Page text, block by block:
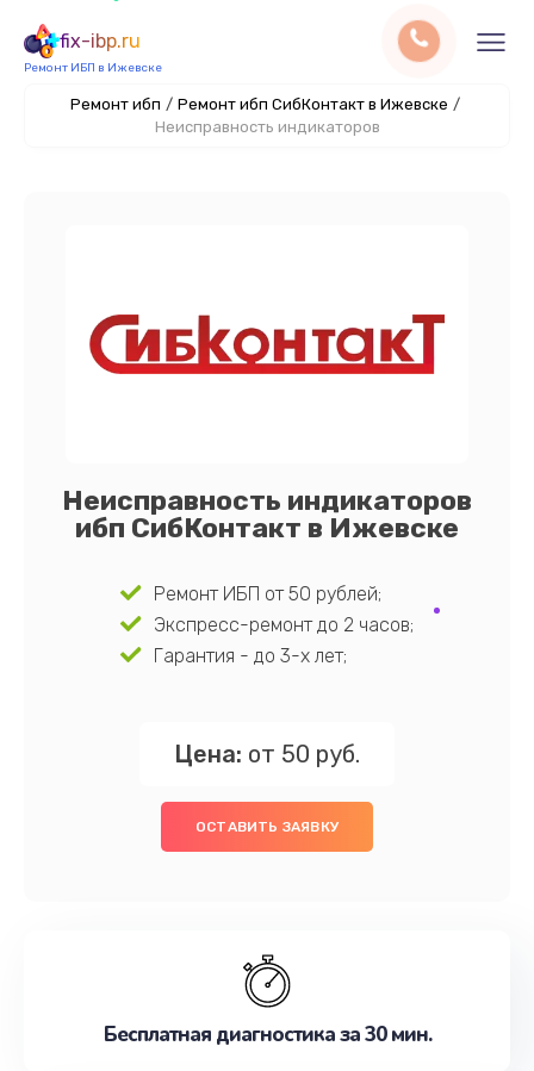
fix-ibp.ru
Ремонт ИБП в Ижевске
Ремонт ибп / Ремонт ибп СибКонтакт в Ижевске /
Неисправность индикаторов
Неисправность индикаторов
ибп СибКонтакт в Ижевске
Ремонт ИБП от 50 рублей;
Экспресс-ремонт до 2 часов;
Гарантия - до 3-х лет;
Цена: от 50 руб.
ОСТАВИТЬ ЗАЯВКУ
Бесплатная диагностика за 30 мин.